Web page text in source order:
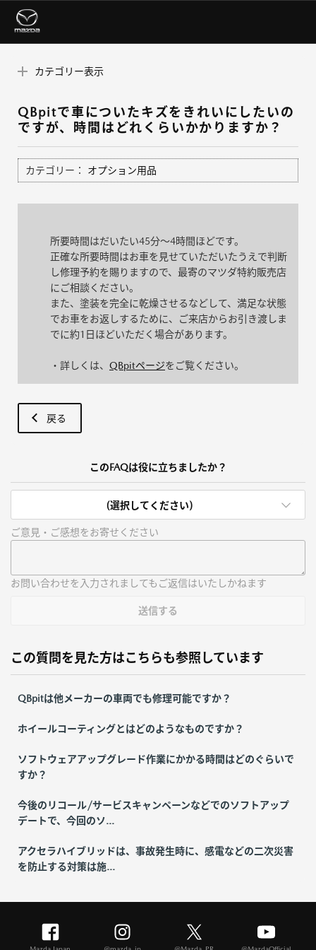
カテゴリー表示
QBpitで車についたキズをきれいにしたいの
ですが、時間はどれくらいかかりますか？
カテゴリー： オプション用品
所要時間はだいたい45分～4時間ほどです。
正確な所要時間はお車を見せていただいたうえで判断
し修理予約を賜りますので、最寄のマツダ特約販売店
にご相談ください。
また、塗装を完全に乾燥させるなどして、満足な状態
でお車をお返しするために、ご来店からお引き渡しま
でに約1日ほどいただく場合があります。
・詳しくは、 QBpitページをご覧ください。
戻る
このFAQは役に立ちましたか？
(選択してください)
ご意見・ご感想をお寄せください
お問い合わせを入力されましてもご返信はいたしかねます
送信する
この質問を見た方はこちらも参照しています
QBpitは他メーカーの車両でも修理可能ですか？
ホイールコーティングとはどのようなものですか？
ソフトウェアアップグレード作業にかかる時間はどのぐらいで
すか？
今後のリコール/サービスキャンペーンなどでのソフトアップ
デートで、今回のソ...
アクセラハイブリッドは、事故発生時に、感電などの二次災害
を防止する対策は施...